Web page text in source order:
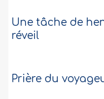
Une tâche de
réveil
Prière du